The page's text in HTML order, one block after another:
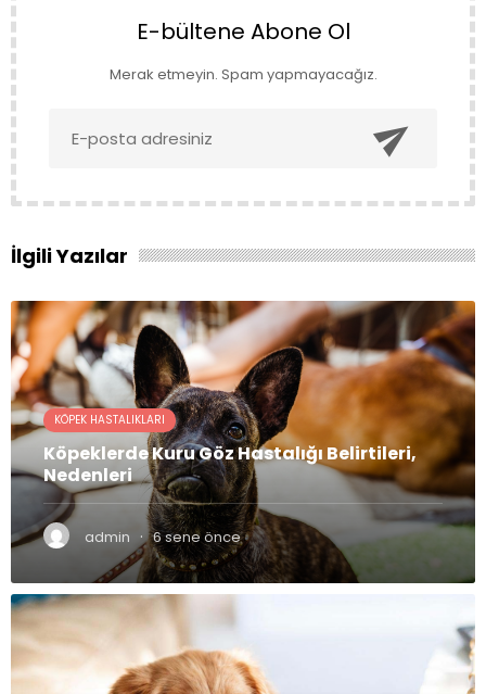
E-bültene Abone Ol
Merak etmeyin. Spam yapmayacağız.

İlgili Yazılar
KÖPEK HASTALIKLARI
Köpeklerde Kuru Göz Hastalığı Belirtileri,
Nedenleri
admin · 6 sene önce